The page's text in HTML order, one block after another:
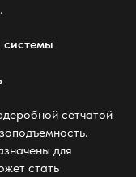
системы
сетчатой
для
стать